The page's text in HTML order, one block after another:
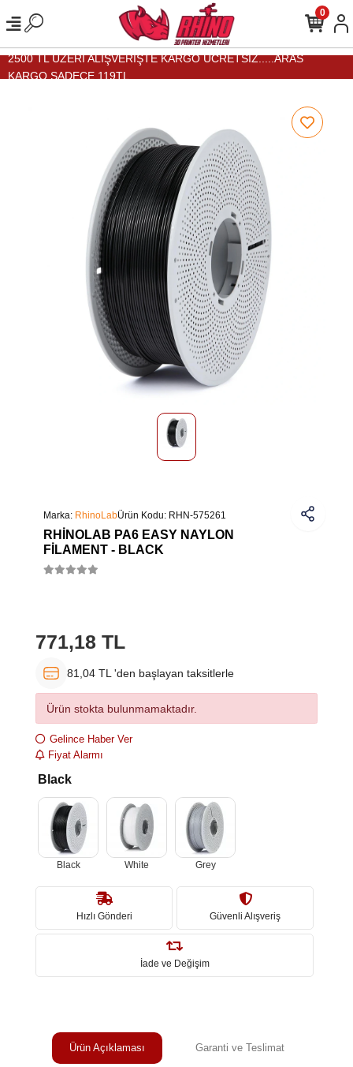
2500 TL ÜZERİ ALIŞVERİŞTE KARGO ÜCRETSİZ.....ARAS
KARGO SADECE 119TL...
0
Marka: RhinoLabÜrün Kodu: RHN-575261
RHINOLAB PA6 EASY NAYLON
FILAMENT - BLACK
771,18 TL
81,04 TL 'den başlayan taksitlerle
Ürün stokta bulunmamaktadır.
Gelince Haber Ver
Fiyat Alarmı
Black
Black White Grey
Hızlı Gönderi Güvenli Alışveriş
İade ve Değişim
Ürün Açıklaması Garanti ve Teslimat